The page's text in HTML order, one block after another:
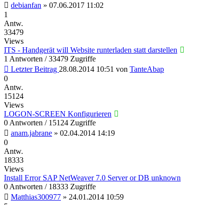
debianfan » 07.06.2017 11:02
1
Antw.
33479
Views
ITS - Handgerät will Website runterladen statt darstellen
1 Antworten / 33479 Zugriffe
Letzter Beitrag 28.08.2014 10:51 von TanteAbap
0
Antw.
15124
Views
LOGON-SCREEN Konfigurieren
0 Antworten / 15124 Zugriffe
anam.jabrane » 02.04.2014 14:19
0
Antw.
18333
Views
Install Error SAP NetWeaver 7.0 Server or DB unknown
0 Antworten / 18333 Zugriffe
Matthias300977 » 24.01.2014 10:59